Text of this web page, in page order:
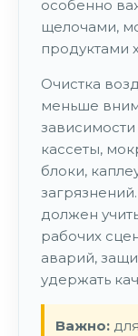
особенно
щелочами,
продуктами
Очистка
меньше
кассеты,
блоки,
должен
рабочих
аварий,
удержать
Важно: